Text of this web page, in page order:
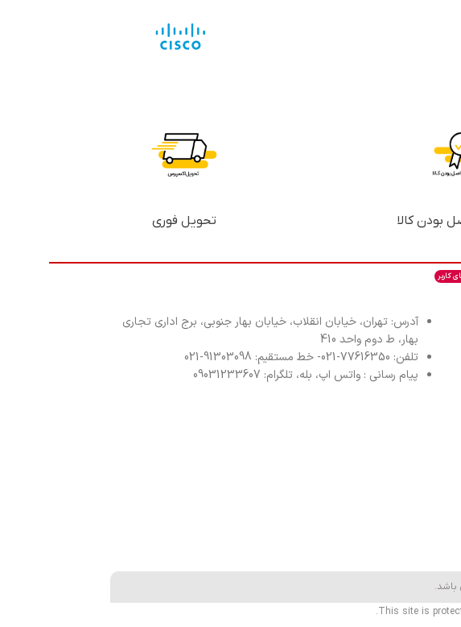
بودن کالا تحویل فوری
کاربر
آدرس: تهران، خیابان انقلاب، خیابان بهار جنوبی، برج اداری تجاری
بهار، ط دوم واحد 410
تلفن: 77616350-021- خط مستقیم: 91303098-021
پیام رسانی : واتس اپ، بله، تلگرام: 09031233607
باشد.
This site is